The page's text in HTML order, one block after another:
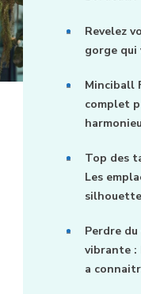
Revelez
gorge qui
Minciball
complet
Top des
Les
silhouette
Perdre
vibrante :
a